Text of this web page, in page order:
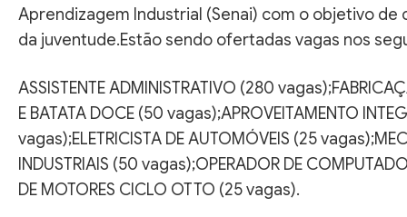
Aprendizagem Industrial (Senai) com o objetivo
da juventude.Estão sendo ofertadas vagas nos
ASSISTENTE ADMINISTRATIVO (280
E BATATA DOCE (50 vagas);APROVEITAMENTO
vagas);ELETRICISTA DE AUTOMÓVEIS (25
INDUSTRIAIS (50 vagas);OPERADOR DE
DE MOTORES CICLO OTTO (25 vagas).